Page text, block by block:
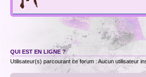
QUI EST EN LIGNE ?
Utilisateur(s) parcourant ce forum : Aucun utilisateur